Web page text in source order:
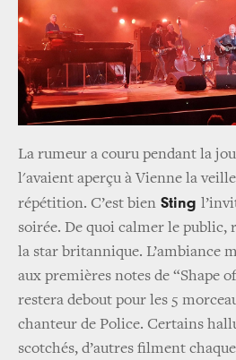
La rumeur a couru pendant la
l'avaient aperçu à Vienne la
répétition. C’est bien Sting
soirée. De quoi calmer le public,
la star britannique. L’ambiance
aux premières notes de “Shape
restera debout pour les 5
chanteur de Police. Certains
scotchés, d’autres filment